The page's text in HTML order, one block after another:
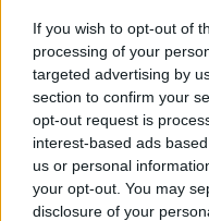
If you wish to opt-out of
processing of your
targeted advertising by
section to confirm your
opt-out request is
interest-based ads
us or personal
your opt-out. You may
disclosure of your
18:15
Stroll csak 10., kap fél
18:15
Sargeant, Norris, a két
jelenleg kiesésre.